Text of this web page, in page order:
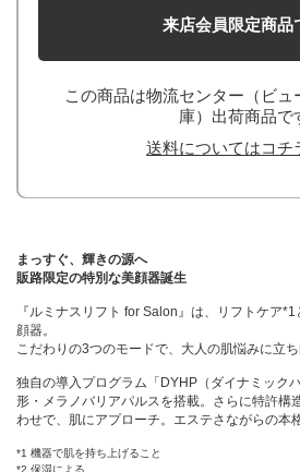
来店会員限定商品
この商品は物流センター（ビュ
庫）出荷商品で
送料についてはコチ
まっすぐ、輝きの源へ
販路限定の特別な美顔器誕生
『ルミナスリフト for Salon』は、リフトケア
顔器。
こだわりの3つのモードで、大人の肌悩みに立ち
独自の導入プログラム「DYHP（ダイナミック
形・メラノバリアパルスを搭載。さらに特許構
わせで、肌にアプローチ。エステさながらの本
*1 機器で肌を持ち上げること
*2 保湿による